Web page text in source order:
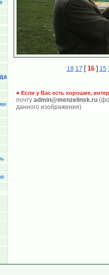
18 17 [ 16 ] 15
Если у Вас есть хорошие,
почту admin@menzelinsk.ru
данного изображения)